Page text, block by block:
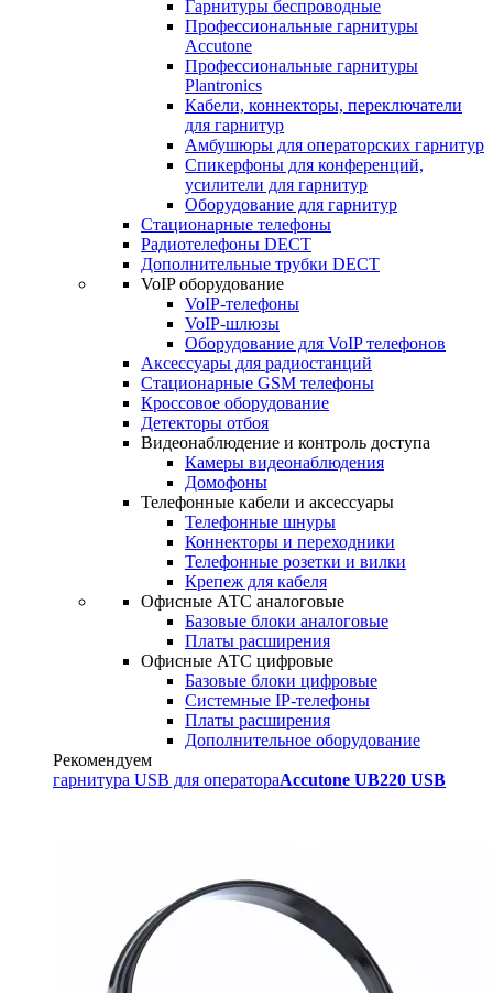
Гарнитуры беспроводные
Профессиональные гарнитуры
Accutone
Профессиональные гарнитуры
Plantronics
Кабели, коннекторы, переключатели
для гарнитур
Амбушюры для операторских гарнитур
Cпикерфоны для конференций,
усилители для гарнитур
Оборудование для гарнитур
Стационарные телефоны
Радиотелефоны DECT
Дополнительные трубки DECT
VoIP оборудование
VoIP-телефоны
VoIP-шлюзы
Оборудование для VoIP телефонов
Аксессуары для радиостанций
Стационарные GSM телефоны
Кроссовое оборудование
Детекторы отбоя
Видеонаблюдение и контроль доступа
Камеры видеонаблюдения
Домофоны
Телефонные кабели и аксессуары
Телефонные шнуры
Коннекторы и переходники
Телефонные розетки и вилки
Крепеж для кабеля
Офисные АТС аналоговые
Базовые блоки аналоговые
Платы расширения
Офисные АТС цифровые
Базовые блоки цифровые
Системные IP-телефоны
Платы расширения
Дополнительное оборудование
Рекомендуем
гарнитура USB для оператораAccutone UB220 USB